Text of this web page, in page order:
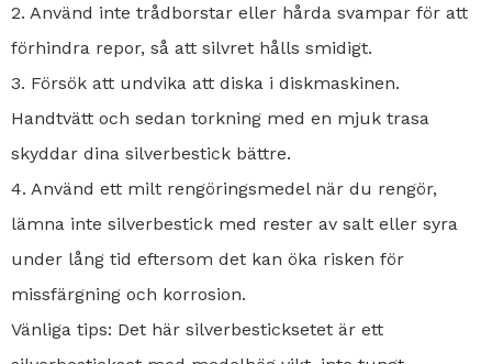
2. Använd inte trådborstar eller hårda svampar för att
förhindra repor, så att silvret hålls smidigt.
3. Försök att undvika att diska i diskmaskinen.
Handtvätt och sedan torkning med en mjuk trasa
skyddar dina silverbestick bättre.
4. Använd ett milt rengöringsmedel när du rengör,
lämna inte silverbestick med rester av salt eller syra
under lång tid eftersom det kan öka risken för
missfärgning och korrosion.
Vänliga tips: Det här silverbesticksetet är ett